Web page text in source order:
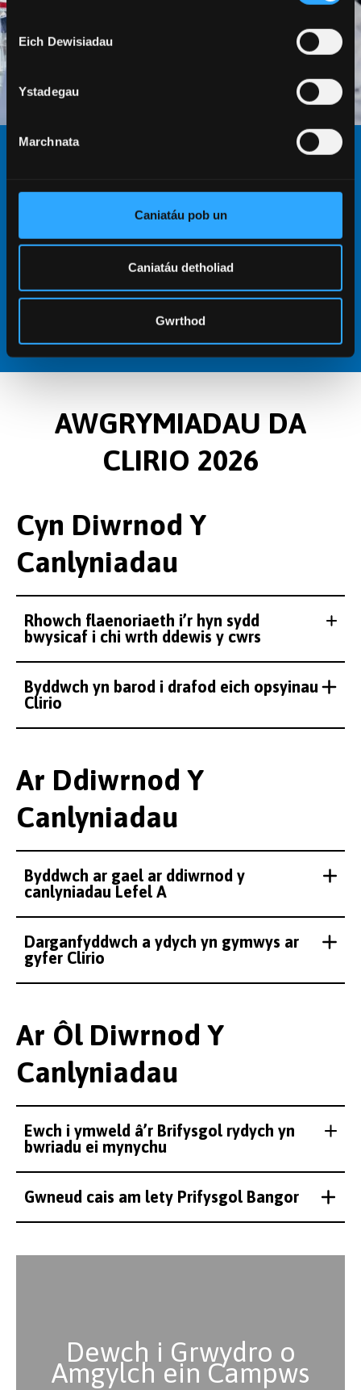
Eich Dewisiadau
Ystadegau
Marchnata
Caniatáu pob un
Caniatáu detholiad
Gwrthod
CYRSIAU CLIRIO
Edrychwch drwy ein cyrsiau clirio israddedig am
AWGRYMIADAU DA
CLIRIO 2026
Cyn Diwrnod Y
Canlyniadau
Rhowch flaenoriaeth i’r hyn sydd
bwysicaf i chi wrth ddewis y cwrs
Byddwch yn barod i drafod eich opsyinau
Clirio
Ar Ddiwrnod Y
Canlyniadau
Byddwch ar gael ar ddiwrnod y
canlyniadau Lefel A
Darganfyddwch a ydych yn gymwys ar
gyfer Clirio
Ar Ôl Diwrnod Y
Canlyniadau
Ewch i ymweld â’r Brifysgol rydych yn
bwriadu ei mynychu
Gwneud cais am lety Prifysgol Bangor
Dewch i Grwydro o
Amgylch ein Campws